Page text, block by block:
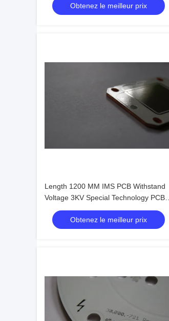
Obtenez le meilleur prix
Length 1200 MM IMS PCB Withstand
Voltage 3KV Special Technology PCBA
For Horti Light
Obtenez le meilleur prix